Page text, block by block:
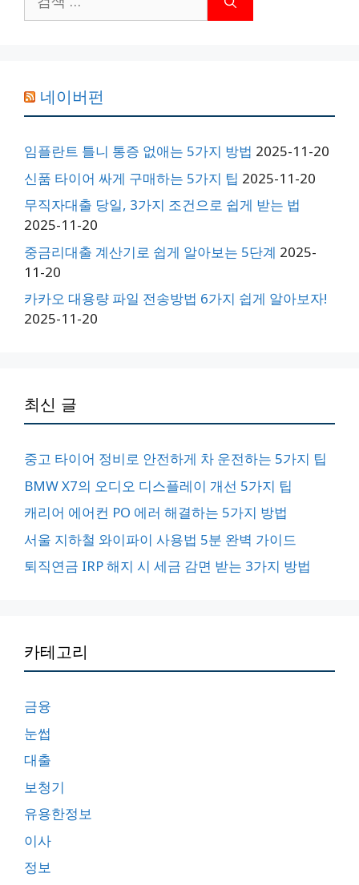
색:
네이버펀
임플란트 틀니 통증 없애는 5가지 방법 2025-11-20
신품 타이어 싸게 구매하는 5가지 팁 2025-11-20
무직자대출 당일, 3가지 조건으로 쉽게 받는 법
2025-11-20
중금리대출 계산기로 쉽게 알아보는 5단계 2025-
11-20
카카오 대용량 파일 전송방법 6가지 쉽게 알아보자!
2025-11-20
최신 글
중고 타이어 정비로 안전하게 차 운전하는 5가지 팁
BMW X7의 오디오 디스플레이 개선 5가지 팁
캐리어 에어컨 PO 에러 해결하는 5가지 방법
서울 지하철 와이파이 사용법 5분 완벽 가이드
퇴직연금 IRP 해지 시 세금 감면 받는 3가지 방법
카테고리
금융
눈썹
대출
보청기
유용한정보
이사
정보